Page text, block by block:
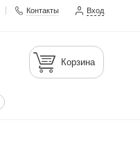
Контакты Вход
Корзина